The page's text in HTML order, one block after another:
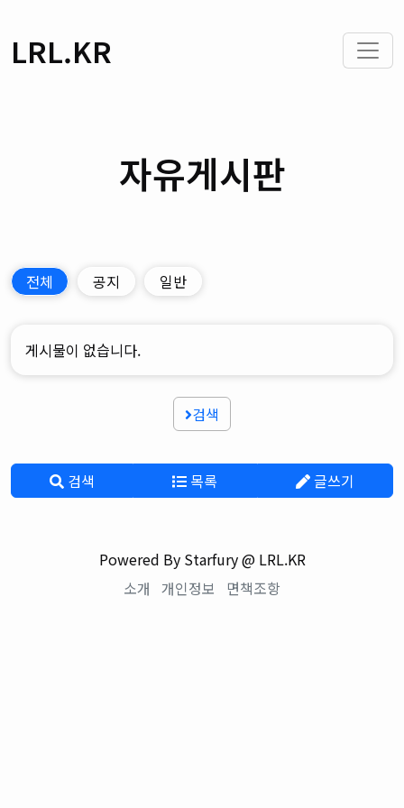
LRL.KR
자유게시판
전체 공지 일반
게시물이 없습니다.
검색
검색 목록 글쓰기
Powered By Starfury @ LRL.KR
소개 개인정보 면책조항